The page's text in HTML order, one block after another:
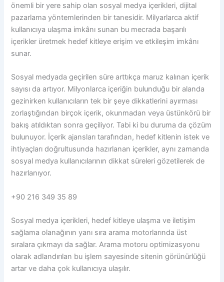
önemli bir yere sahip olan sosyal medya içerikleri, dijital
pazarlama yöntemlerinden bir tanesidir. Milyarlarca aktif
kullanıcıya ulaşma imkânı sunan bu mecrada başarılı
içerikler üretmek hedef kitleye erişim ve etkileşim imkânı
sunar.
Sosyal medyada geçirilen süre arttıkça maruz kalınan içerik
sayısı da artıyor. Milyonlarca içeriğin bulunduğu bir alanda
gezinirken kullanıcıların tek bir şeye dikkatlerini ayırması
zorlaştığından birçok içerik, okunmadan veya üstünkörü bir
bakış atıldıktan sonra geçiliyor. Tabi ki bu duruma da çözüm
bulunuyor. İçerik ajansları tarafından, hedef kitlenin istek ve
ihtiyaçları doğrultusunda hazırlanan içerikler, aynı zamanda
sosyal medya kullanıcılarının dikkat süreleri gözetilerek de
hazırlanıyor.
+90 216 349 35 89
Sosyal medya içerikleri, hedef kitleye ulaşma ve iletişim
sağlama olanağının yanı sıra arama motorlarında üst
sıralara çıkmayı da sağlar. Arama motoru optimizasyonu
olarak adlandırılan bu işlem sayesinde sitenin görünürlüğü
artar ve daha çok kullanıcıya ulaşılır.